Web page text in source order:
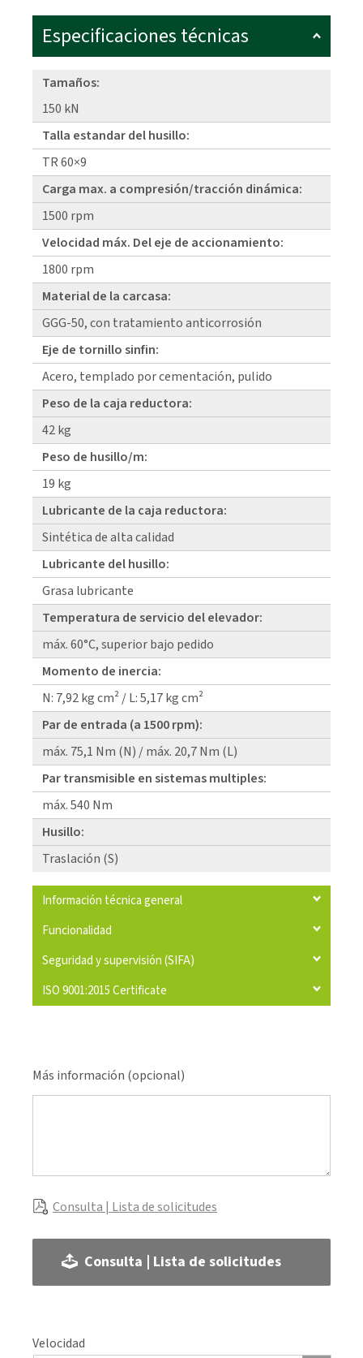
Especificaciones técnicas
Tamaños:
150 kN
Talla estandar del husillo:
TR 60×9
Carga max. a compresión/tracción dinámica:
1500 rpm
Velocidad máx. Del eje de accionamiento:
1800 rpm
Material de la carcasa:
GGG-50, con tratamiento anticorrosión
Eje de tornillo sinfin:
Acero, templado por cementación, pulido
Peso de la caja reductora:
42 kg
Peso de husillo/m:
19 kg
Lubricante de la caja reductora:
Sintética de alta calidad
Lubricante del husillo:
Grasa lubricante
Temperatura de servicio del elevador:
máx. 60°C, superior bajo pedido
Momento de inercia:
N: 7,92 kg cm² / L: 5,17 kg cm²
Par de entrada (a 1500 rpm):
máx. 75,1 Nm (N) / máx. 20,7 Nm (L)
Par transmisible en sistemas multiples:
máx. 540 Nm
Husillo:
Traslación (S)
Información técnica general
Funcionalidad
Seguridad y supervisión (SIFA)
ISO 9001:2015 Certificate
Más información (opcional)
Consulta | Lista de solicitudes
Consulta | Lista de solicitudes
Velocidad